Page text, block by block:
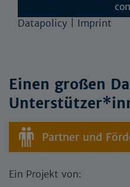
Datapolicy
Imprint
Einen großen
Partner und
Ein Projekt von: